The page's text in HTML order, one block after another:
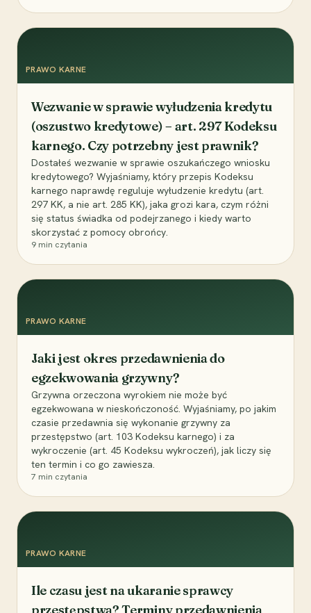
PRAWO KARNE
Wezwanie w sprawie wyłudzenia kredytu
(oszustwo kredytowe) – art. 297 Kodeksu
karnego. Czy potrzebny jest prawnik?
Dostałeś wezwanie w sprawie oszukańczego wniosku
kredytowego? Wyjaśniamy, który przepis Kodeksu
karnego naprawdę reguluje wyłudzenie kredytu (art.
297 KK, a nie art. 285 KK), jaka grozi kara, czym różni
się status świadka od podejrzanego i kiedy warto
skorzystać z pomocy obrońcy.
9 min czytania
PRAWO KARNE
Jaki jest okres przedawnienia do
egzekwowania grzywny?
Grzywna orzeczona wyrokiem nie może być
egzekwowana w nieskończoność. Wyjaśniamy, po jakim
czasie przedawnia się wykonanie grzywny za
przestępstwo (art. 103 Kodeksu karnego) i za
wykroczenie (art. 45 Kodeksu wykroczeń), jak liczy się
ten termin i co go zawiesza.
7 min czytania
PRAWO KARNE
Ile czasu jest na ukaranie sprawcy